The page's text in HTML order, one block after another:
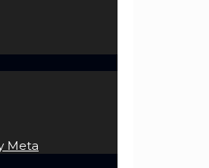
Meta